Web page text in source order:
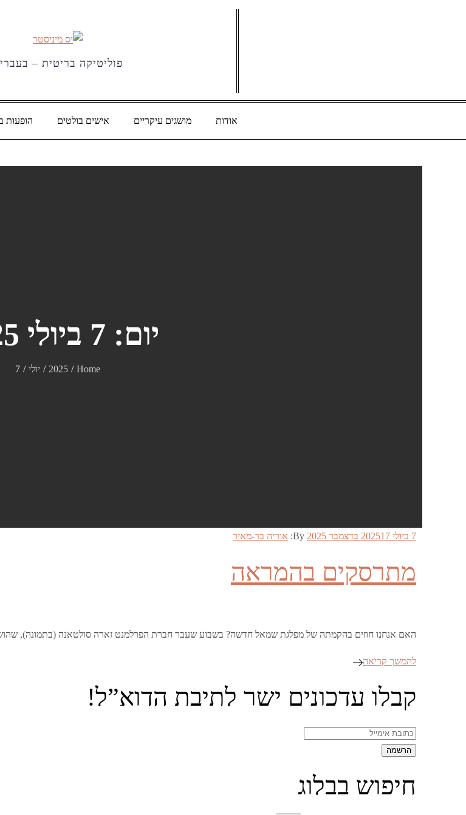
פוליטיקה בריטית –
אודות מושגים עיקריים אישים בולטים הופעות
יום: 7 ביולי 2025
Home
2025 יולי 7
Posted
7 ביולי 2025 17 בדצמבר 2025 By: אוריה בר-מאיר
מתרסקים בהמראה
האם אנחנו חוזים בהקמתה של מפלגת שמאל חדשה? בשבוע שעבר חברת הפרלמנט זארה סולטאנה (בתמונה),
להמשך קריאה
קבלו עדכונים ישר לתיבת הדוא”ל!
חיפוש בבלוג